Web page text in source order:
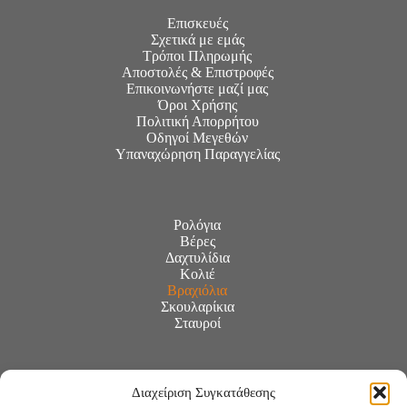
Διαχείριση Συγκατάθεσης
Επισκευές
Σχετικά με εμάς
Τρόποι Πληρωμής
Αποστολές & Επιστροφές
Επικοινωνήστε μαζί μας
Όροι Χρήσης
Πολιτική Απορρήτου
Οδηγοί Μεγεθών
Υπαναχώρηση Παραγγελίας
Ρολόγια
Βέρες
Δαχτυλίδια
Κολιέ
Βραχιόλια
Σκουλαρίκια
Σταυροί